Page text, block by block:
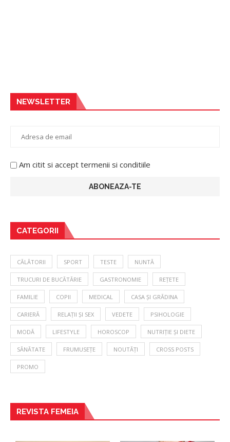
NEWSLETTER
Am citit si accept termenii si conditiile
CATEGORII
CĂLĂTORII SPORT TESTE NUNTĂ
TRUCURI DE BUCĂTĂRIE GASTRONOMIE REȚETE
FAMILIE COPII MEDICAL CASA ȘI GRĂDINA
CARIERĂ RELAȚII ȘI SEX VEDETE PSIHOLOGIE
MODĂ LIFESTYLE HOROSCOP NUTRIȚIE ȘI DIETE
SĂNĂTATE FRUMUSEȚE NOUTĂȚI CROSS POSTS
PROMO
REVISTA FEMEIA